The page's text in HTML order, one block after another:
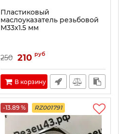
Пластиковый
маслоуказатель резьбовой
M33х1.5 мм
250 210 руб
В корзину
-13.89 % RZ001791